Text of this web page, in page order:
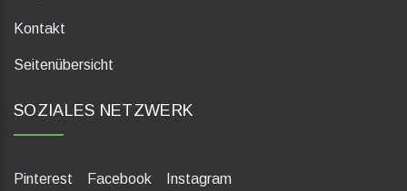
Kontakt
Seitenübersicht
SOZIALES NETZWERK
Pinterest Facebook Instagram